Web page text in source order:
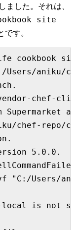
ました。それは、
site
す。
cookbook
aniku/
chef-
chef-
5.0.0.
"C:/Users/
local is not